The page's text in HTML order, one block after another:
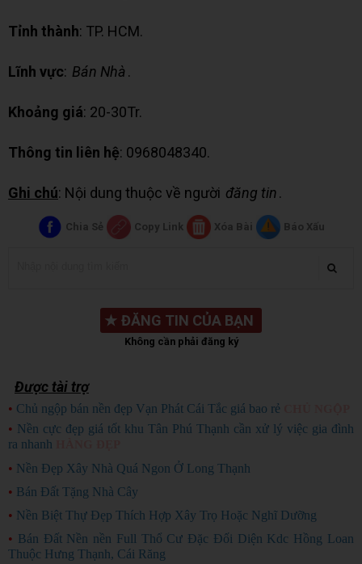
Tỉnh thành: TP. HCM.
Lĩnh vực: Bán Nhà .
Khoảng giá: 20-30Tr.
Thông tin liên hệ: 0968048340.
Ghi chú: Nội dung thuộc về người đăng tin.
Chia Sẻ Copy Link Xóa Bài Báo Xấu
★ ĐĂNG TIN CỦA BẠN
Không cần phải đăng ký
Được tài trợ
• Chủ ngộp bán nền đẹp Vạn Phát Cái Tắc giá bao rẻ
• Nền cực đẹp giá tốt khu Tân Phú Thạnh cần xử lý việc gia đình
ra nhanh
• Nền Đẹp Xây Nhà Quá Ngon Ở Long Thạnh
• Bán Đất Tặng Nhà Cây
• Nền Biệt Thự Đẹp Thích Hợp Xây Trọ Hoặc Nghĩ Dưỡng
• Bán Đất Nền nền Full Thổ Cư Đặc Đối Diện Kdc Hồng Loan
Thuộc Hưng Thạnh, Cái Răng